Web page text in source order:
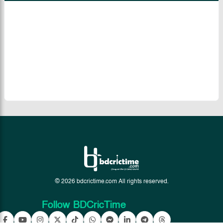
© 2026 bdcrictime.com All rights reserved.
Follow BDCricTime